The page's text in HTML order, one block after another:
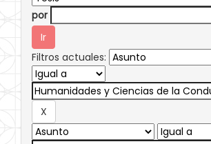
por
Filtros actuales: